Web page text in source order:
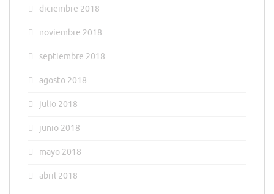
diciembre 2018
noviembre 2018
septiembre 2018
agosto 2018
julio 2018
junio 2018
mayo 2018
abril 2018